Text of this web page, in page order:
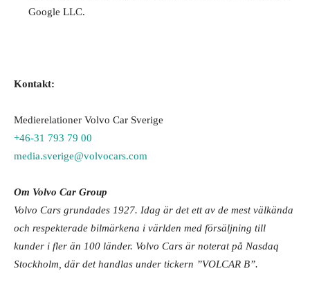
Google LLC.
Kontakt:
Medierelationer Volvo Car Sverige
+46-31 793 79 00
media.sverige@volvocars.com
Om Volvo Car Group
Volvo Cars grundades 1927. Idag är det ett av de mest välkända
och respekterade bilmärkena i världen med försäljning till
kunder i fler än 100 länder. Volvo Cars är noterat på Nasdaq
Stockholm, där det handlas under tickern ”VOLCAR B”.